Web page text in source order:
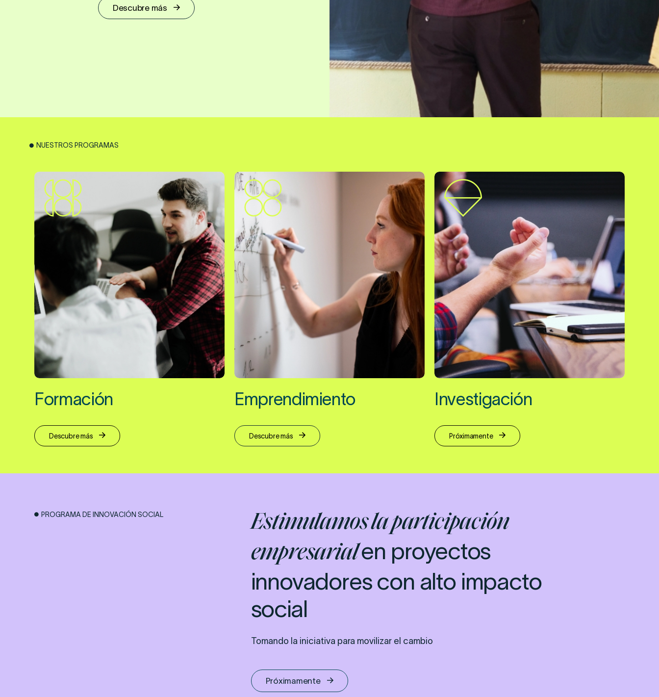
Descubre más
NUESTROS PROGRAMAS
Formación
Descubre más
Emprendimiento
Descubre más
Investigación
Próximamente
PROGRAMA DE INNOVACIÓN SOCIAL
Estimulamos la participación
empresarialen proyectos
innovadores con alto impacto
social
Tomando la iniciativa para movilizar el cambio
Próximamente